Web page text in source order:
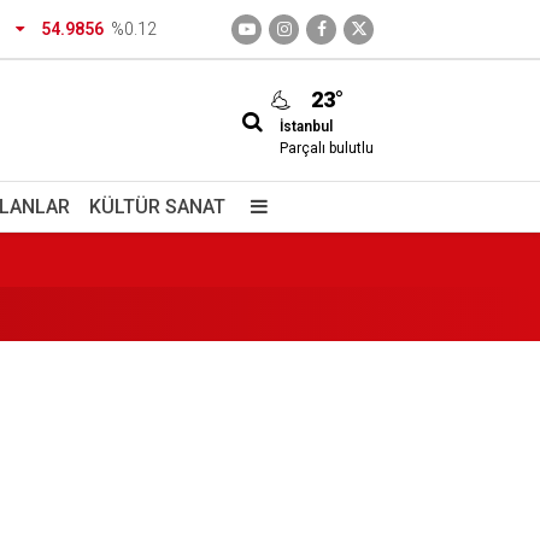
54.9856 %0.12
23°
İstanbul
Parçalı bulutlu
KÜLTÜR SANAT